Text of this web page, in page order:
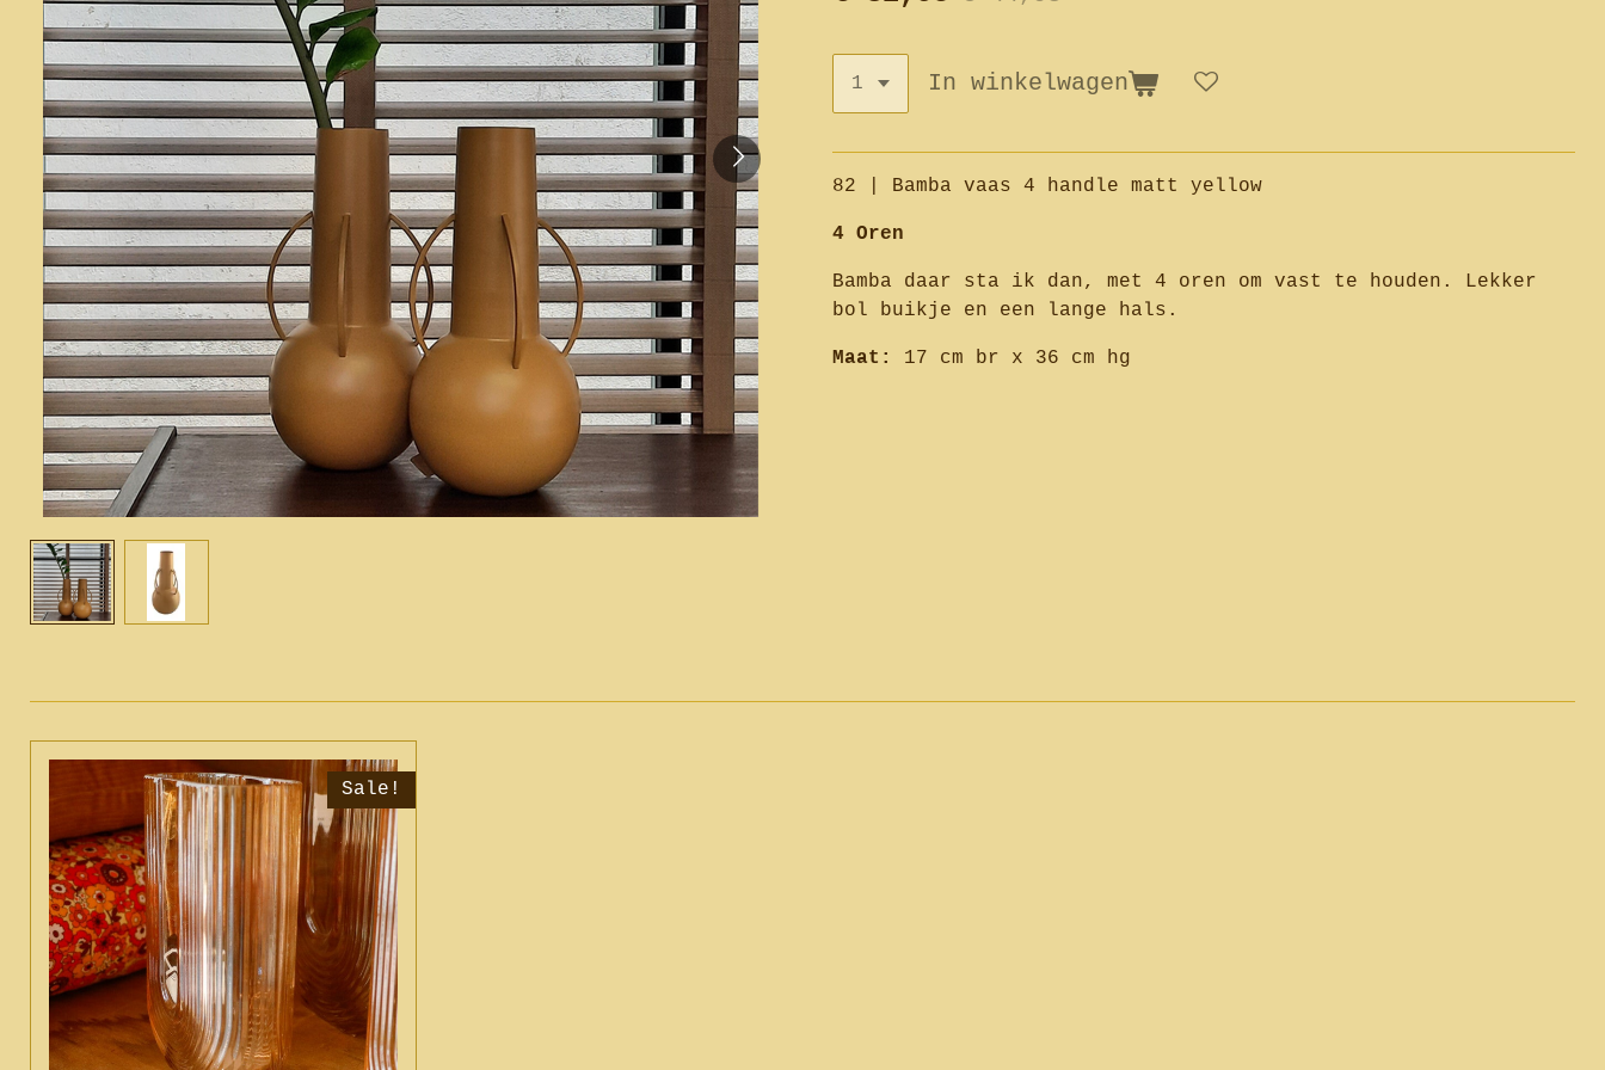
In winkelwagen
82 | Bamba vaas 4 handle matt yellow
4 Oren
Bamba daar sta ik dan, met 4 oren om vast te houden. Lekker
bol buikje en een lange hals.
Maat: 17 cm br x 36 cm hg
Sale!